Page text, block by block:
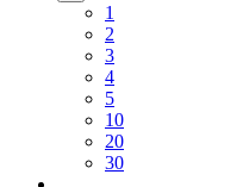
1
2
3
4
5
10
20
30